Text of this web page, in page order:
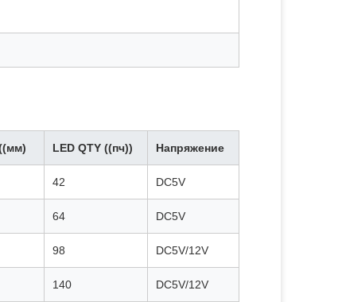
LED QTY ((пч)) Напряжение
42 DC5V
64 DC5V
98 DC5V/12V
140 DC5V/12V